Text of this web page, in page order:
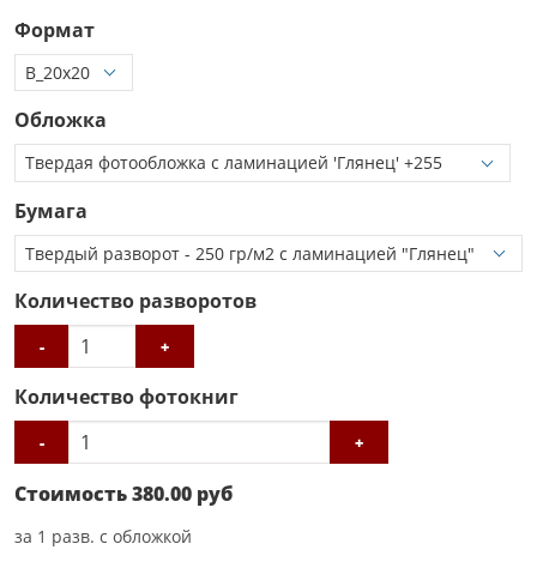
Формат
Обложка
Бумага
Количество разворотов
- +
Количество фотокниг
- +
Стоимость380.00 руб
за 1 разв. с обложкой